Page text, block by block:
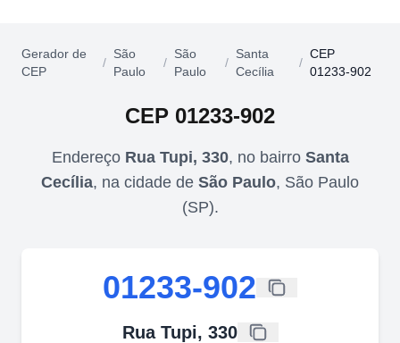
Gerador de
CEP
/
São
Paulo
/
São
Paulo
/
Santa
Cecília
/
CEP
01233-902
CEP 01233-902
Endereço Rua Tupi, 330, no bairro Santa
Cecília, na cidade de São Paulo, São Paulo
(SP).
01233-902
Rua Tupi, 330